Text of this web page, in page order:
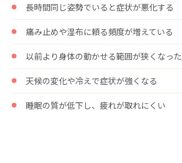
長時間同じ姿勢でいると症状が悪化する
痛み止めや湿布に頼る頻度が増えている
以前より身体の動かせる範囲が狭くなった
天候の変化や冷えで症状が強くなる
睡眠の質が低下し、疲れが取れにくい